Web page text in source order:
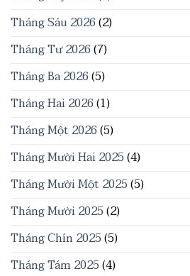
Tháng Sáu 2026(2)
Tháng Tư 2026(7)
Tháng Ba 2026(5)
Tháng Hai 2026(1)
Tháng Một 2026(5)
Tháng Mười Hai 2025(4)
Tháng Mười Một 2025(5)
Tháng Mười 2025(2)
Tháng Chín 2025(5)
Tháng Tám 2025(4)